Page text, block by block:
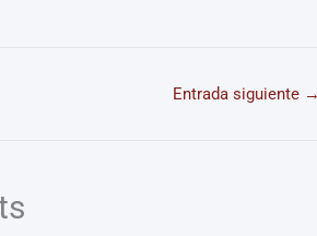
Entrada siguiente →